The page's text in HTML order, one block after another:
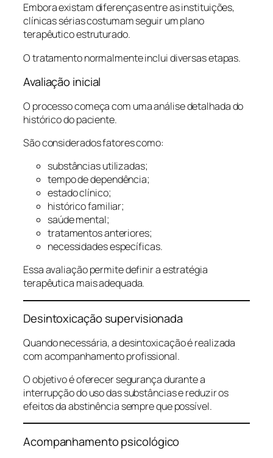
Embora existam diferenças entre as instituições,
clínicas sérias costumam seguir um plano
terapêutico estruturado.
O tratamento normalmente inclui diversas etapas.
Avaliação inicial
O processo começa com uma análise detalhada do
histórico do paciente.
São considerados fatores como:
substâncias utilizadas;
tempo de dependência;
estado clínico;
histórico familiar;
saúde mental;
tratamentos anteriores;
necessidades específicas.
Essa avaliação permite definir a estratégia
terapêutica mais adequada.
Desintoxicação supervisionada
Quando necessária, a desintoxicação é realizada
com acompanhamento profissional.
O objetivo é oferecer segurança durante a
interrupção do uso das substâncias e reduzir os
efeitos da abstinência sempre que possível.
Acompanhamento psicológico